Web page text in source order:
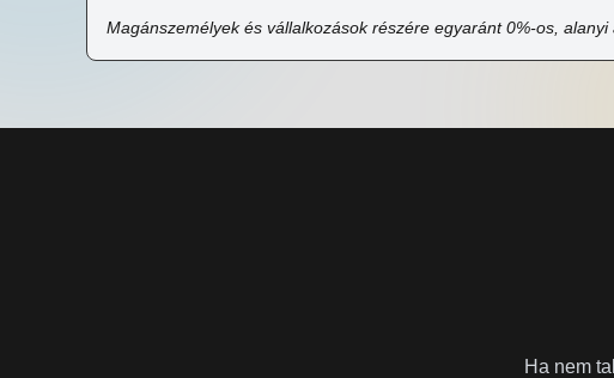
Magánszemélyek és vállalkozások részére egyaránt 0%-os,
Ha nem